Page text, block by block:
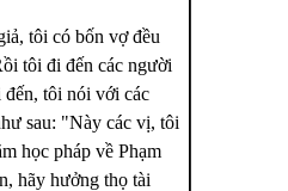
tôi có bốn vợ đều
tôi đi đến các người
đến, tôi nói với các
sau: "Này các vị, tôi
học pháp về Phạm
hãy hưởng thọ tài